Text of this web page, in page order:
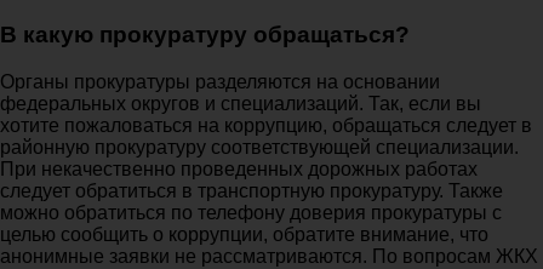
В какую прокуратуру обращаться?
Органы прокуратуры разделяются на основании
федеральных округов и специализаций. Так, если вы
хотите пожаловаться на коррупцию, обращаться следует в
районную прокуратуру соответствующей специализации.
При некачественно проведенных дорожных работах
следует обратиться в транспортную прокуратуру. Также
можно обратиться по телефону доверия прокуратуры с
целью сообщить о коррупции, обратите внимание, что
анонимные заявки не рассматриваются. По вопросам ЖКХ